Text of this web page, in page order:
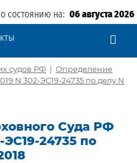
состоянию на: 06 августа 2026
судов РФ | Определение
N 302-ЭС19-24735 по делу N
Суда РФ
ЭС19-24735 по